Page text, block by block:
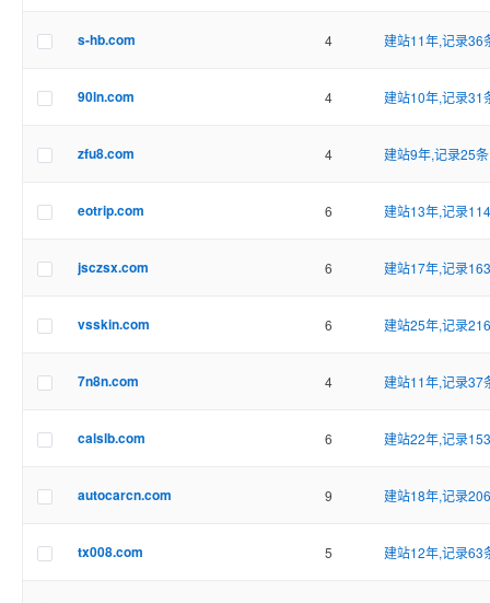
s-hb.com 4 建站11年,记录36
90ln.com 4 建站10年,记录31
zfu8.com 4 建站9年,记录25条
eotrip.com 6 建站13年,记录
jsczsx.com 6 建站17年,记录
vsskin.com 6 建站25年,记录
7n8n.com 4 建站11年,记录37
calslb.com 6 建站22年,记录
autocarcn.com 9 建站18年,记录
tx008.com 5 建站12年,记录63